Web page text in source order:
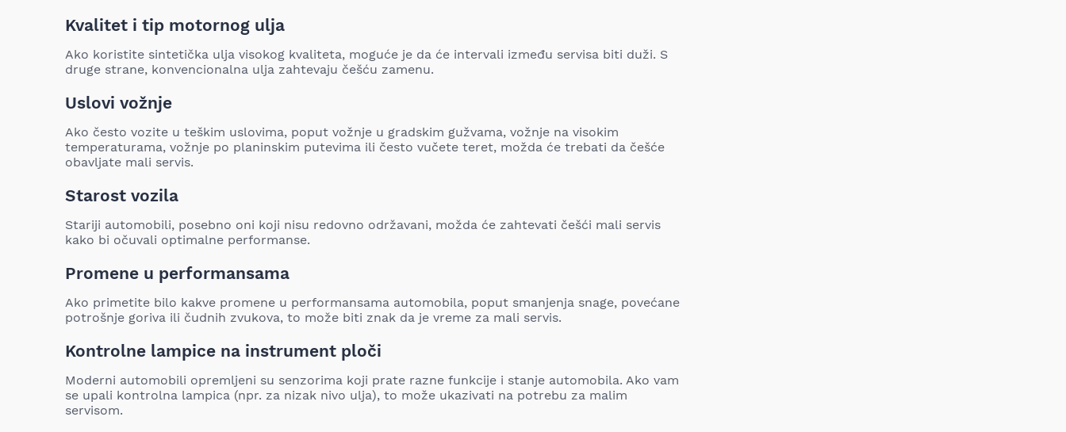
Kvalitet i tip motornog ulja
Ako koristite sintetička ulja visokog kvaliteta, moguće je da će intervali između servisa biti duži. S
druge strane, konvencionalna ulja zahtevaju češću zamenu.
Uslovi vožnje
Ako često vozite u teškim uslovima, poput vožnje u gradskim gužvama, vožnje na visokim
temperaturama, vožnje po planinskim putevima ili često vučete teret, možda će trebati da češće
obavljate mali servis.
Starost vozila
Stariji automobili, posebno oni koji nisu redovno održavani, možda će zahtevati češći mali servis
kako bi očuvali optimalne performanse.
Promene u performansama
Ako primetite bilo kakve promene u performansama automobila, poput smanjenja snage, povećane
potrošnje goriva ili čudnih zvukova, to može biti znak da je vreme za mali servis.
Kontrolne lampice na instrument ploči
Moderni automobili opremljeni su senzorima koji prate razne funkcije i stanje automobila. Ako vam
se upali kontrolna lampica (npr. za nizak nivo ulja), to može ukazivati na potrebu za malim
servisom.